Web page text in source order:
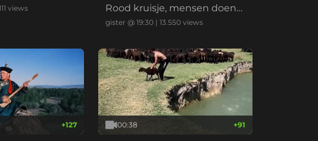
views
Rood kruisje, mensen doen
normaal, ambu erlangs, klaar
gister @ 19:30 |13.550 views
+127 00:38 +91